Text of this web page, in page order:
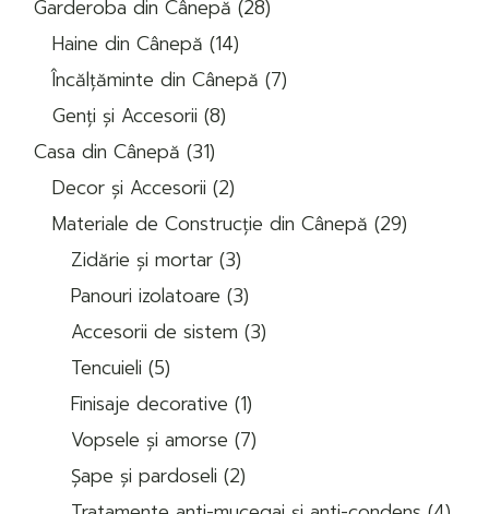
Garderoba din Cânepă 28de
Haine din Cânepă 1414
produse
Încălțăminte din Cânepă 77
produse
Genți și Accesorii 88
produse
Casa din Cânepă 3131
de
produse
Decor și Accesorii 22
produse
Materiale de Construcție din Cânepă 2929
de
Zidărie și mortar 33
produse
Panouri izolatoare 33
produse
Accesorii de sistem 33
produse
Tencuieli 55
produse
Finisaje decorative 11
produs
Vopsele și amorse 77
produse
Șape și pardoseli 22
produse
4